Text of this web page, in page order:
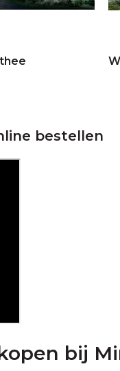
bestellen
bij